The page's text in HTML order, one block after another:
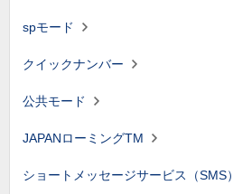
spモード
クイックナンバー
公共モード
JAPANローミングTM
ショートメッセージサービス（SMS）